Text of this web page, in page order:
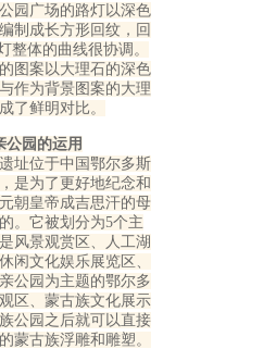
园广场的路灯以深色
制成长方形回纹，回
整体的曲线很协调。
图案以大理石的深色
作为背景图案的大理
了鲜明对比。
公园的运用
位于中国鄂尔多斯
是为了更好地纪念和
朝皇帝成吉思汗的母
。它被划分为5个主
风景观赏区、人工湖
闲文化娱乐展览区、
公园为主题的鄂尔多
区、蒙古族文化展示
公园之后就可以直接
蒙古族浮雕和雕塑。